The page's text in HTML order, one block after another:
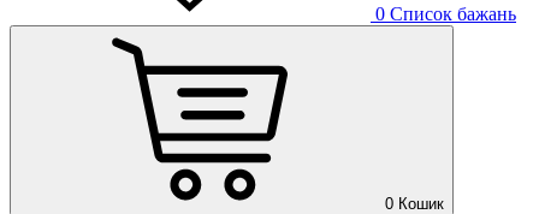
0 Список бажань
0 Кошик